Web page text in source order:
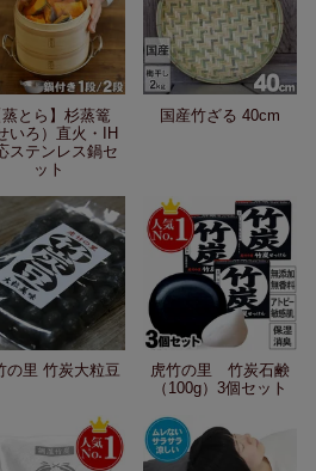
蒸とら】杉蒸篭
いろ）直火・IH
ステンレス鍋セ
ット
国産竹ざる 40cm
の里 竹炭大粒豆
虎竹の里 竹炭石鹸
（100g）3個セット